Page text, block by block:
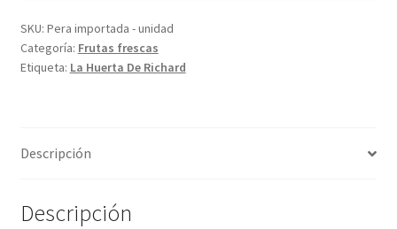
SKU: Pera importada - unidad
Categoría: Frutas frescas
Etiqueta: La Huerta De Richard
Descripción
Descripción